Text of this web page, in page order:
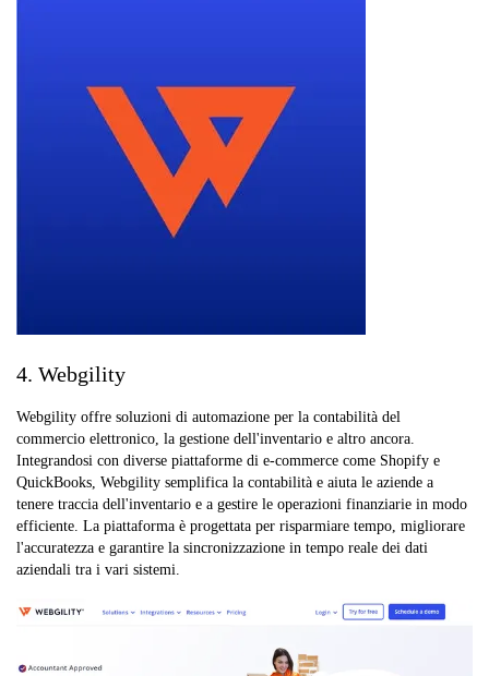
4. Webgility
Webgility offre soluzioni di automazione per la contabilità del
commercio elettronico, la gestione dell'inventario e altro ancora.
Integrandosi con diverse piattaforme di e-commerce come Shopify e
QuickBooks, Webgility semplifica la contabilità e aiuta le aziende a
tenere traccia dell'inventario e a gestire le operazioni finanziarie in modo
efficiente. La piattaforma è progettata per risparmiare tempo, migliorare
l'accuratezza e garantire la sincronizzazione in tempo reale dei dati
aziendali tra i vari sistemi.